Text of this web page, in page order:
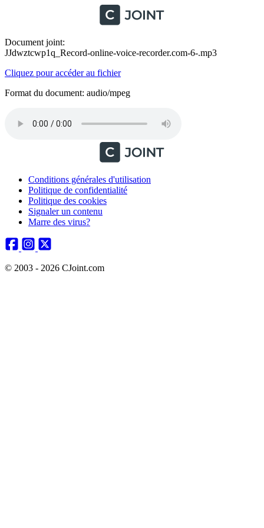
Document joint:
JJdwztcwp1q_Record-online-voice-recorder.com-6-.mp3
Cliquez pour accéder au fichier
Format du document: audio/mpeg
Conditions générales d'utilisation
Politique de confidentialité
Politique des cookies
Signaler un contenu
Marre des virus?
© 2003 - 2026 CJoint.com